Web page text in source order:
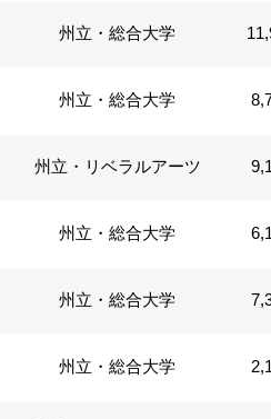
州立・総合大学
州立・総合大学
州立・リベラルアーツ
州立・総合大学
州立・総合大学
州立・総合大学